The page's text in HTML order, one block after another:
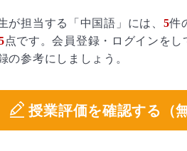
が担当する「中国語」には、 5件
点です。会員登録・ログインを
の参考にしましょう。
授業評価を確認する（